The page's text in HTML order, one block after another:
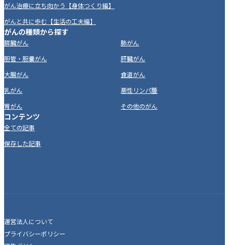
がん治療に立ち向かう【身体つくり編】
がんと共に歩む【生活の工夫編】
がんの種類から探す
膵臓がん
肺がん
胆管・胆嚢がん
肝臓がん
大腸がん
食道がん
乳がん
悪性リンパ腫
胃がん
その他のがん
コンテンツ
全ての記事
保存した記事
運営法人について
プライバシーポリシー